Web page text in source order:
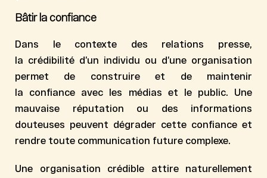
Bâtir la confiance
Dans le contexte des relations presse,
la crédibilité d’un individu ou d’une organisation
permet de construire et de maintenir
la confiance avec les médias et le public. Une
mauvaise réputation ou des informations
douteuses peuvent dégrader cette confiance et
rendre toute communication future complexe.
Une organisation crédible attire naturellement